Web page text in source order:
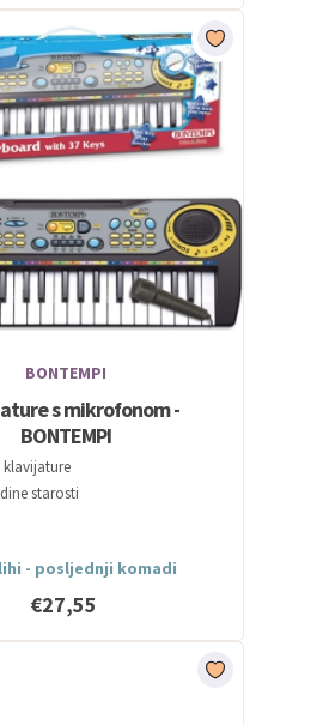
BONTEMPI
s mikrofonom -
BONTEMPI
klavijature
starosti
- posljednji komadi
€27,55